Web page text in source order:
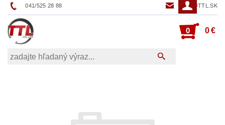
041/525 28 88 TTL@TTL.SK
0 0 €